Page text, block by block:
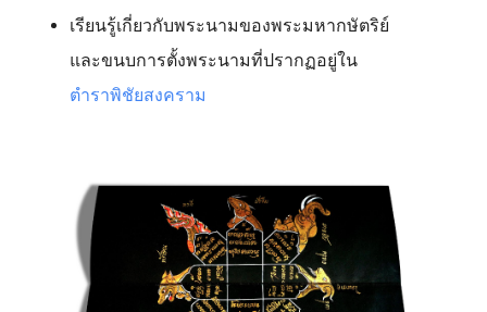
เรียนรู้เกี่ยวกับพระนามของพระมหากษัตริย์
และขนบการตั้งพระนามที่ปรากฏอยู่ใน
ตำราพิชัยสงคราม